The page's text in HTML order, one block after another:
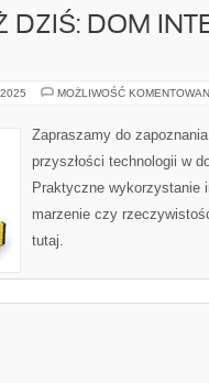
DZIŚ: DOM
MOŻLIWOŚĆ
Zapraszamy do
przyszłości technologii w
Praktyczne wykorzystanie
marzenie czy
tutaj.